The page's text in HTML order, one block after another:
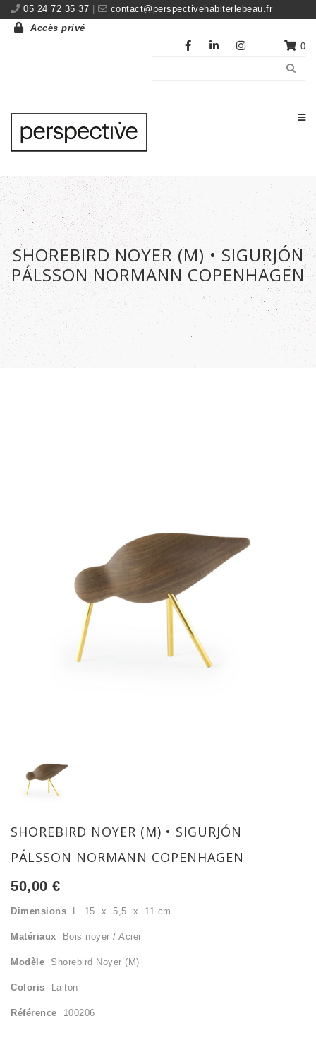
05 24 72 35 37
contact@perspectivehabiterlebeau.fr
Accès privé
0
SHOREBIRD NOYER (M) • SIGURJÓN
PÁLSSON NORMANN COPENHAGEN
SHOREBIRD NOYER (M) • SIGURJÓN
PÁLSSON NORMANN COPENHAGEN
50,00 €
Dimensions L. 15 x 5,5 x 11 cm
Matériaux Bois noyer / Acier
Modèle Shorebird Noyer (M)
Coloris Laiton
Référence 100206